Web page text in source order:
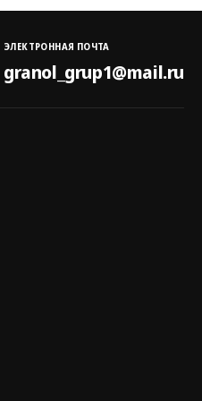
ЭЛЕКТРОННАЯ ПОЧТА
granol_grup1@mail.ru